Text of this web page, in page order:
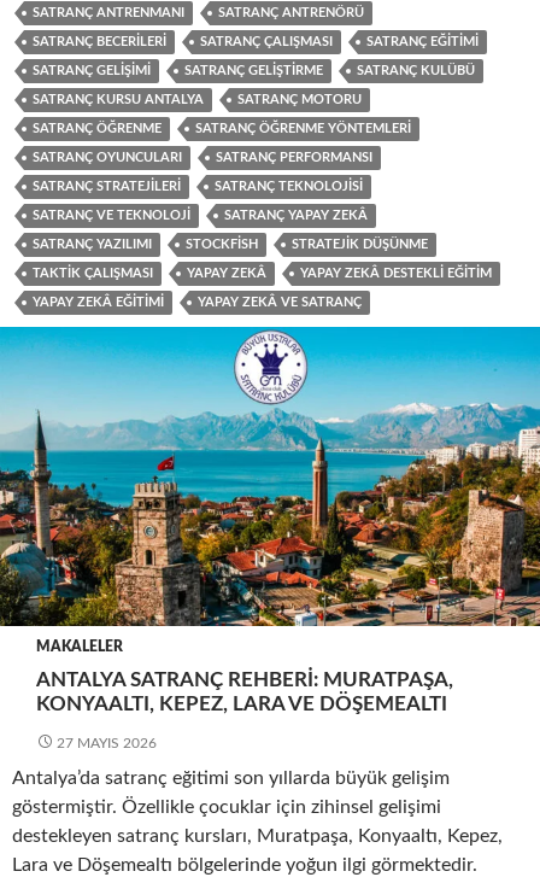
SATRANÇ ANTRENMANI SATRANÇ ANTRENÖRÜ
SATRANÇ BECERILERI SATRANÇ ÇALIŞMASI SATRANÇ EĞITIMI
SATRANÇ GELIŞIMI SATRANÇ GELIŞTIRME SATRANÇ KULÜBÜ
SATRANÇ KURSU ANTALYA SATRANÇ MOTORU
SATRANÇ ÖĞRENME SATRANÇ ÖĞRENME YÖNTEMLERI
SATRANÇ OYUNCULARI SATRANÇ PERFORMANSI
SATRANÇ STRATEJILERI SATRANÇ TEKNOLOJISI
SATRANÇ VE TEKNOLOJI SATRANÇ YAPAY ZEKÂ
SATRANÇ YAZILIMI STOCKFISH STRATEJIK DÜŞÜNME
TAKTIK ÇALIŞMASI YAPAY ZEKÂ YAPAY ZEKÂ DESTEKLI EĞITIM
YAPAY ZEKÂ EĞITIMI YAPAY ZEKÂ VE SATRANÇ
MAKALELER
ANTALYA SATRANÇ REHBERI: MURATPAŞA,
KONYAALTI, KEPEZ, LARA VE DÖŞEMEALTI
27 MAYIS 2026
Antalya’da satranç eğitimi son yıllarda büyük gelişim
göstermiştir. Özellikle çocuklar için zihinsel gelişimi
destekleyen satranç kursları, Muratpaşa, Konyaaltı, Kepez,
Lara ve Döşemealtı bölgelerinde yoğun ilgi görmektedir.